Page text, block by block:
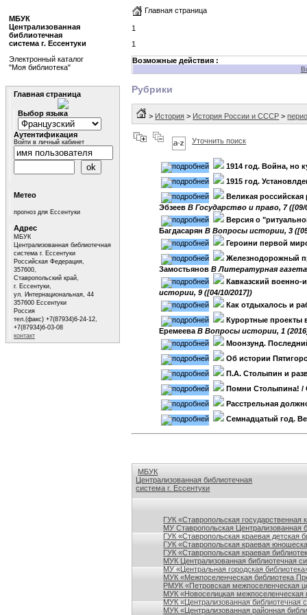
Главная страница
1
1
Возможные действия :
Рубрики
> История > История России и СССР >
Уточнить поиск
1914 год. Война, но
1915 год.
Великая
ЭбзеевB Государство и право, 7 ([09/
Версия о
БагдасарянB Вопросы истории, 3
Героини первой
Железнодорожный
ЗамостьяновB Литературная
Кавказский военно-
истории, 9 ([04/10/2017])
Как отдыхалось и
Курортные проекты
ЕремееваB Вопросы истории, 1
Моонзунд.
Об истории
П.А. Столыпин и
Помни Столыпина! /
Расстрельная
Семнадцатый год.
МБУК
Централизованная библиотечная
система г. Ессентуки
ГУК «Ставропольская
МУ Ставропольская Централизованная
ГУК «Ставропольская краевая детская
ГУК «Ставропольская краевая
ГУК «Ставропольская краевая
МУК Централизованная библиотечная
МУ «Центральная городская
МУК «Межпоселенческая библиотека
РМУК «Петровская межпоселенческая
МУК «Новоселицкая межпоселенческая
МУК «Централизованная библиотечная
МУК «Централизованная районная
МБУК
Централизованная
библиотечная
система г. Ессентуки
Электронный каталог
"Моя библиотека"
Главная страница
Выбор языка
Аутентификация
Войти в личный кабинет
Метео
прогноз для Ессентуки
Адрес
МБУК
Централизованная библиотечная
система г. Ессентуки
Российская Федерация,
357600,
Ставропольский край,
г. Ессентуки,
ул. Интернациональная, 44
357600 Ессентуки
Россия
тел.(факс) +7(87934)6-24-12,
+7(87934)6-03-08
контакт